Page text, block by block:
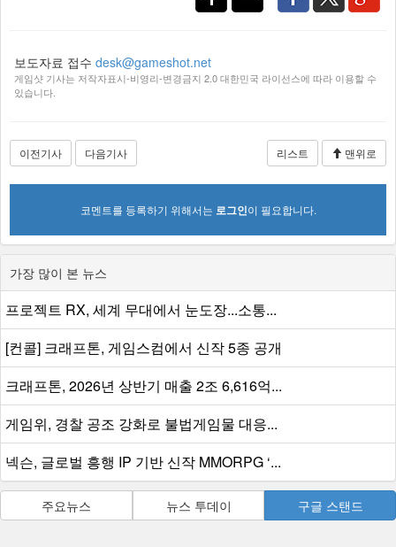
보도자료 접수 desk@gameshot.net
게임샷 기사는 저작자표시-비영리-변경금지 2.0 대한민국 라이선스에 따라 이용할 수
있습니다.
이전기사 다음기사 리스트 맨위로
코멘트를 등록하기 위해서는 로그인이 필요합니다.
가장 많이 본 뉴스
프로젝트 RX, 세계 무대에서 눈도장...소통...
[컨콜] 크래프톤, 게임스컴에서 신작 5종 공개
크래프톤, 2026년 상반기 매출 2조 6,616억...
게임위, 경찰 공조 강화로 불법게임물 대응...
넥슨, 글로벌 흥행 IP 기반 신작 MMORPG ‘...
주요뉴스 뉴스 투데이 구글 스탠드